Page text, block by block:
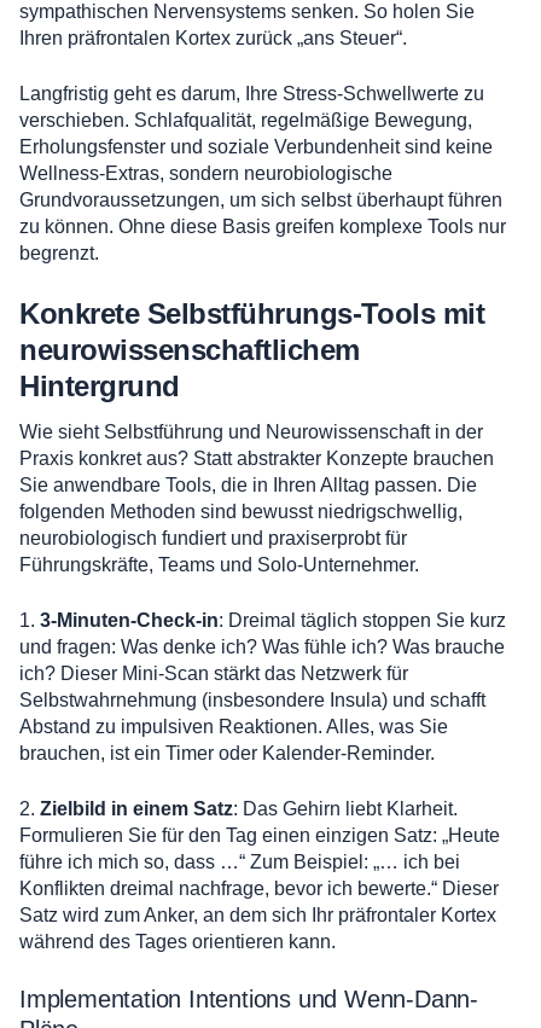
sympathischen Nervensystems senken. So holen Sie
Ihren präfrontalen Kortex zurück „ans Steuer“.
Langfristig geht es darum, Ihre Stress-Schwellwerte zu
verschieben. Schlafqualität, regelmäßige Bewegung,
Erholungsfenster und soziale Verbundenheit sind keine
Wellness-Extras, sondern neurobiologische
Grundvoraussetzungen, um sich selbst überhaupt führen
zu können. Ohne diese Basis greifen komplexe Tools nur
begrenzt.
Konkrete Selbstführungs-Tools mit
neurowissenschaftlichem
Hintergrund
Wie sieht Selbstführung und Neurowissenschaft in der
Praxis konkret aus? Statt abstrakter Konzepte brauchen
Sie anwendbare Tools, die in Ihren Alltag passen. Die
folgenden Methoden sind bewusst niedrigschwellig,
neurobiologisch fundiert und praxiserprobt für
Führungskräfte, Teams und Solo-Unternehmer.
1. 3-Minuten-Check-in: Dreimal täglich stoppen Sie kurz
und fragen: Was denke ich? Was fühle ich? Was brauche
ich? Dieser Mini-Scan stärkt das Netzwerk für
Selbstwahrnehmung (insbesondere Insula) und schafft
Abstand zu impulsiven Reaktionen. Alles, was Sie
brauchen, ist ein Timer oder Kalender-Reminder.
2. Zielbild in einem Satz: Das Gehirn liebt Klarheit.
Formulieren Sie für den Tag einen einzigen Satz: „Heute
führe ich mich so, dass …“ Zum Beispiel: „… ich bei
Konflikten dreimal nachfrage, bevor ich bewerte.“ Dieser
Satz wird zum Anker, an dem sich Ihr präfrontaler Kortex
während des Tages orientieren kann.
Implementation Intentions und Wenn-Dann-